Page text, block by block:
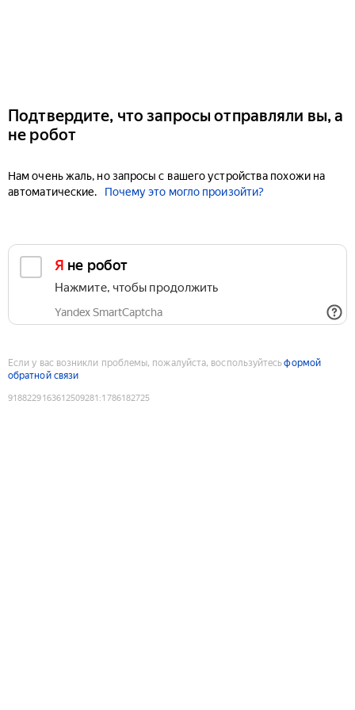
Подтвердите, что запросы отправляли вы, а
не робот
Нам очень жаль, но запросы с вашего устройства похожи на
автоматические.
Почему это могло произойти?
Я не робот
Нажмите, чтобы продолжить
Yandex SmartCaptcha
Если у вас возникли проблемы, пожалуйста, воспользуйтесьформой
обратной связи
9188229163612509281 :1786182725